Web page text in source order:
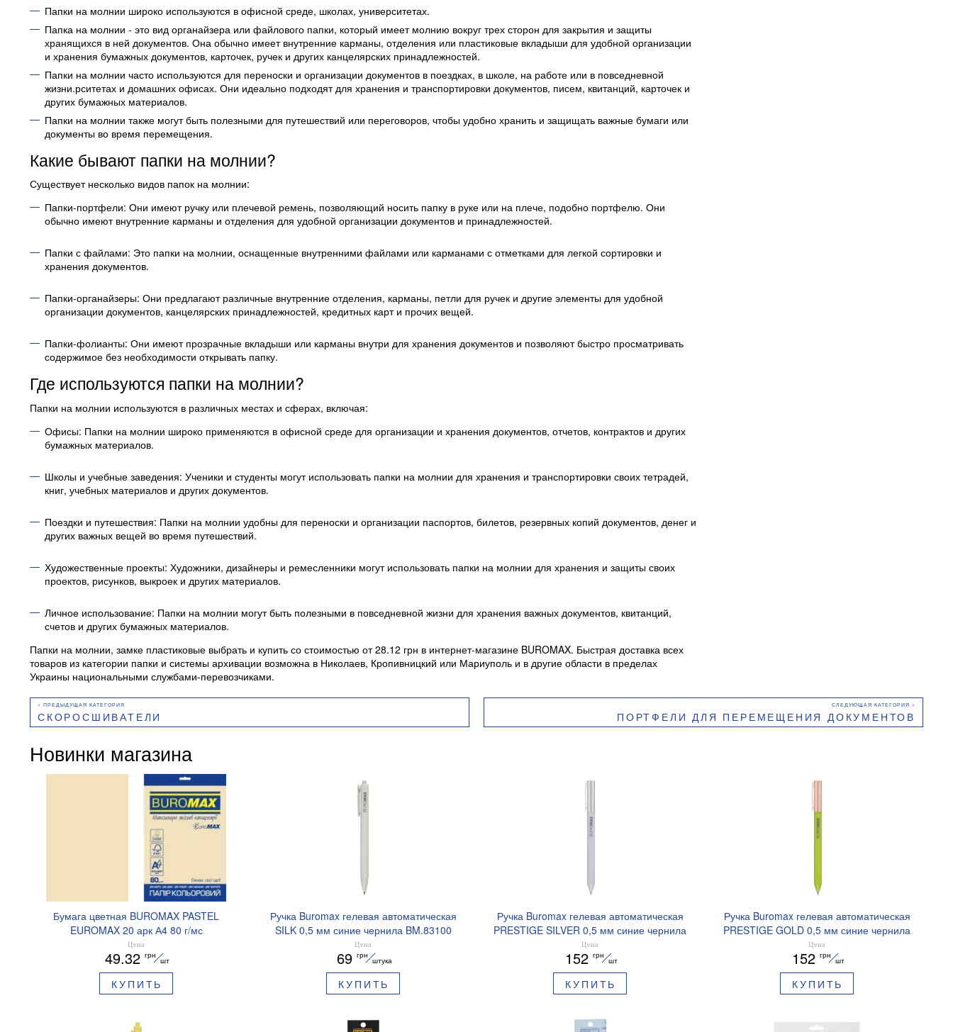
Папки на молнии широко используются в офисной среде, школах, университетах.
Папка на молнии - это вид органайзера или файлового папки, который имеет молнию вокруг трех сторон для закрытия и защиты
хранящихся в ней документов. Она обычно имеет внутренние карманы, отделения или пластиковые вкладыши для удобной организации
и хранения бумажных документов, карточек, ручек и других канцелярских принадлежностей.
Папки на молнии часто используются для переноски и организации документов в поездках, в школе, на работе или в повседневной
жизни.рситетах и домашних офисах. Они идеально подходят для хранения и транспортировки документов, писем, квитанций, карточек и
других бумажных материалов.
Папки на молнии также могут быть полезными для путешествий или переговоров, чтобы удобно хранить и защищать важные бумаги или
документы во время перемещения.
Какие бывают папки на молнии?
Существует несколько видов папок на молнии:
Папки-портфели: Они имеют ручку или плечевой ремень, позволяющий носить папку в руке или на плече, подобно портфелю. Они
обычно имеют внутренние карманы и отделения для удобной организации документов и принадлежностей.
Папки с файлами: Это папки на молнии, оснащенные внутренними файлами или карманами с отметками для легкой сортировки и
хранения документов.
Папки-органайзеры: Они предлагают различные внутренние отделения, карманы, петли для ручек и другие элементы для удобной
организации документов, канцелярских принадлежностей, кредитных карт и прочих вещей.
Папки-фолианты: Они имеют прозрачные вкладыши или карманы внутри для хранения документов и позволяют быстро просматривать
содержимое без необходимости открывать папку.
Где используются папки на молнии?
Папки на молнии используются в различных местах и сферах, включая:
Офисы: Папки на молнии широко применяются в офисной среде для организации и хранения документов, отчетов, контрактов и других
бумажных материалов.
Школы и учебные заведения: Ученики и студенты могут использовать папки на молнии для хранения и транспортировки своих тетрадей,
книг, учебных материалов и других документов.
Поездки и путешествия: Папки на молнии удобны для переноски и организации паспортов, билетов, резервных копий документов, денег и
других важных вещей во время путешествий.
Художественные проекты: Художники, дизайнеры и ремесленники могут использовать папки на молнии для хранения и защиты своих
проектов, рисунков, выкроек и других материалов.
Личное использование: Папки на молнии могут быть полезными в повседневной жизни для хранения важных документов, квитанций,
счетов и других бумажных материалов.
Папки на молнии, замке пластиковые выбрать и купить со стоимостью от 28.12 грн в интернет-магазине BUROMAX. Быстрая доставка всех
товаров из категории папки и системы архивации возможна в Николаев, Кропивницкий или Мариуполь и в другие области в пределах
Украины национальными службами-перевозчиками.
СКОРОСШИВАТЕЛИ ПОРТФЕЛИ ДЛЯ ПЕРЕМЕЩЕНИЯ ДОКУМЕНТОВ
Новинки магазина
Бумага цветная BUROMAX PASTEL
EUROMAX 20 арк А4 80 г/мс
BM.2721220E-08
Цена
49.32 грн
шт
КУПИТЬ
Ручка Buromax гелевая автоматическая
SILK 0,5 мм синие чернила BM.83100
Цена
69 грн
штука
КУПИТЬ
Ручка Buromax гелевая автоматическая
PRESTIGE SILVER 0,5 мм синие чернила
BM.83102
Цена
152 грн
шт
КУПИТЬ
Ручка Buromax гелевая автоматическая
PRESTIGE GOLD 0,5 мм синие чернила
BM.83101
Цена
152 грн
шт
КУПИТЬ